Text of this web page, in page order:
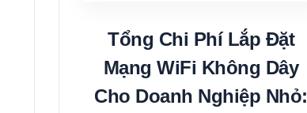
Tổng Chi Phí Lắp Đặt
Mạng WiFi Không Dây
Cho Doanh Nghiệp Nhỏ: